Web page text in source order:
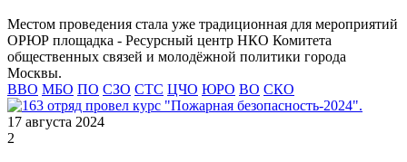
Местом проведения стала уже традиционная для мероприятий
ОРЮР площадка - Ресурсный центр НКО Комитета
общественных связей и молодёжной политики города
Москвы.
ВВО МБО ПО СЗО СТС ЦЧО ЮРО ВО СКО
17 августа 2024
2